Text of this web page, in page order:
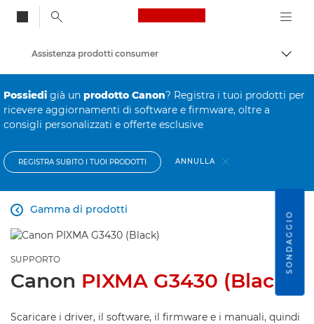
Canon Logo, back
Assistenza prodotti consumer
Possiedi già un prodotto Canon? Registra i tuoi prodotti per
ricevere aggiornamenti di software e firmware, oltre a
consigli personalizzati e offerte esclusive
REGISTRA SUBITO I TUOI PRODOTTI ANNULLA
Gamma di prodotti

SUPPORTO
Canon PIXMA G3430 (Black)
Scaricare i driver, il software, il firmware e i manuali, quindi
SONDAGGIO